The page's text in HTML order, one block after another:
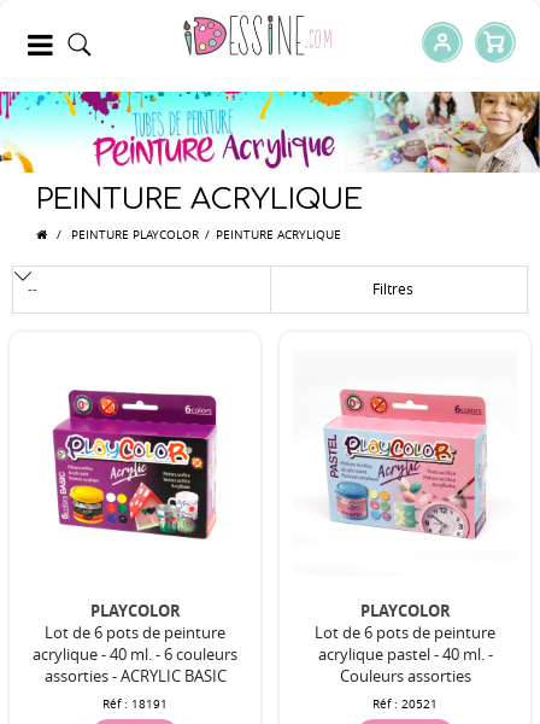
PEINTURE ACRYLIQUE
/ PEINTURE PLAYCOLOR / PEINTURE ACRYLIQUE
Filtres
PLAYCOLOR
Lot de 6 pots de peinture
acrylique - 40 ml. - 6 couleurs
assorties - ACRYLIC BASIC
Réf : 18191
PLAYCOLOR
Lot de 6 pots de peinture
acrylique pastel - 40 ml. -
Couleurs assorties
Réf : 20521